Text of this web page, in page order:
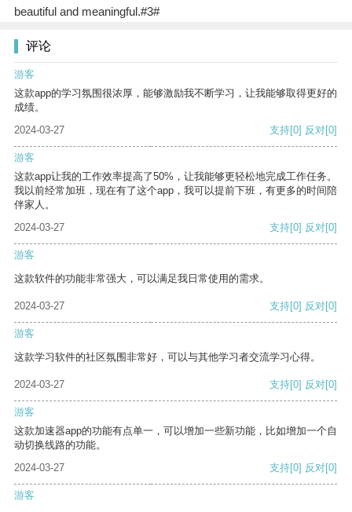
beautiful and meaningful.#3#
评论
游客
这款app的学习氛围很浓厚，能够激励我不断学习，让我能够取得更好的
成绩。
2024-03-27
支持[0] 反对[0]
游客
这款app让我的工作效率提高了50%，让我能够更轻松地完成工作任务。
我以前经常加班，现在有了这个app，我可以提前下班，有更多的时间陪
伴家人。
2024-03-27
支持[0] 反对[0]
游客
这款软件的功能非常强大，可以满足我日常使用的需求。
2024-03-27 支持[0] 反对[0]
游客
这款学习软件的社区氛围非常好，可以与其他学习者交流学习心得。
2024-03-27 支持[0] 反对[0]
游客
这款加速器app的功能有点单一，可以增加一些新功能，比如增加一个自
动切换线路的功能。
2024-03-27
支持[0] 反对[0]
游客